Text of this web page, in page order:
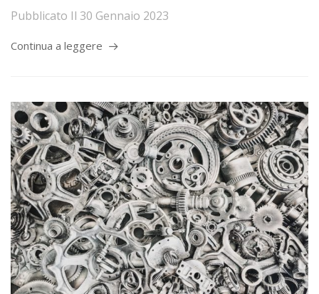
Pubblicato Il 30 Gennaio 2023
Continua a leggere